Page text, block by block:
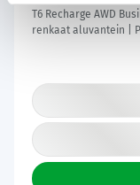
T6 Recharge AWD
renkaat aluvantein |